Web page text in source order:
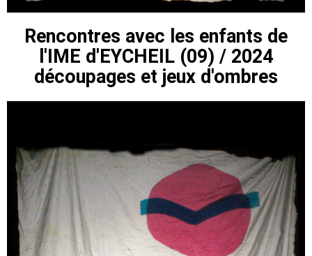
Rencontres avec les enfants de
l'IME d'EYCHEIL (09) / 2024
découpages et jeux d'ombres